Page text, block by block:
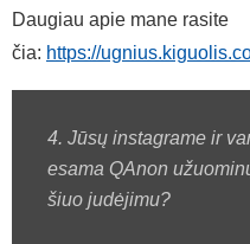
Daugiau apie mane rasite
čia: https://
4. Jūsų instagrame ir
esama QAnon
šiuo judėjimu?